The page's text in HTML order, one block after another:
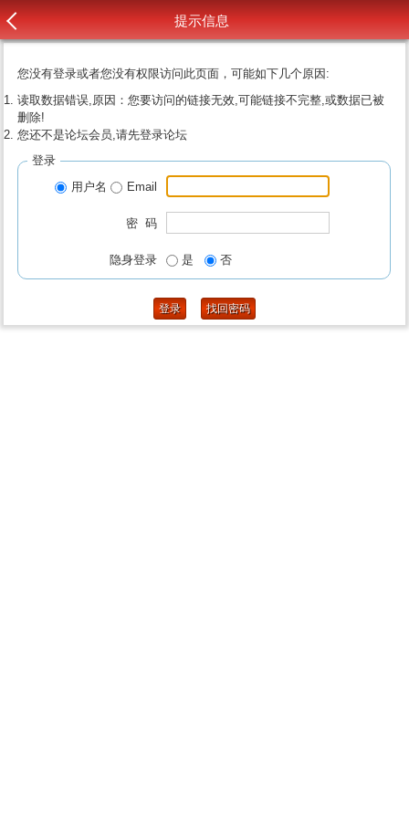
提示信息
您没有登录或者您没有权限访问此页面，可能如下几个原因:
读取数据错误,原因：您要访问的链接无效,可能链接不完整,或数据已被
删除!
您还不是论坛会员,请先登录论坛
登录
用户名
Email
密 码
隐身登录 是 否